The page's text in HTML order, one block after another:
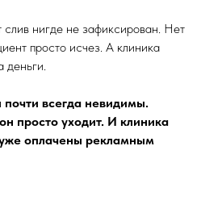
нигде не зафиксирован. Нет
просто исчез. А клиника
деньги.
всегда невидимы.
просто уходит. И клиника
оплачены рекламным